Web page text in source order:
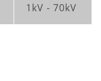
1kV - 70kV